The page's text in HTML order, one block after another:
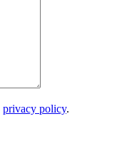
privacy policy.